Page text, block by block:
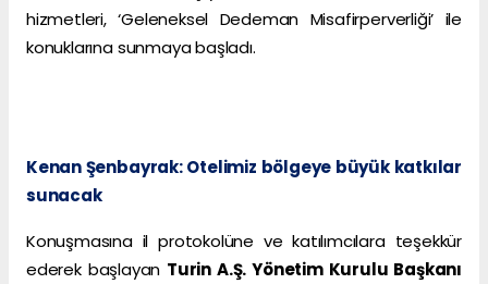
hizmetleri, ‘Geleneksel Dedeman Misafirperverliği’ ile
konuklarına sunmaya başladı.
Kenan Şenbayrak: Otelimiz bölgeye büyük katkılar
sunacak
Konuşmasına il protokolüne ve katılımcılara teşekkür
ederek başlayan Turin A.Ş. Yönetim Kurulu Başkanı